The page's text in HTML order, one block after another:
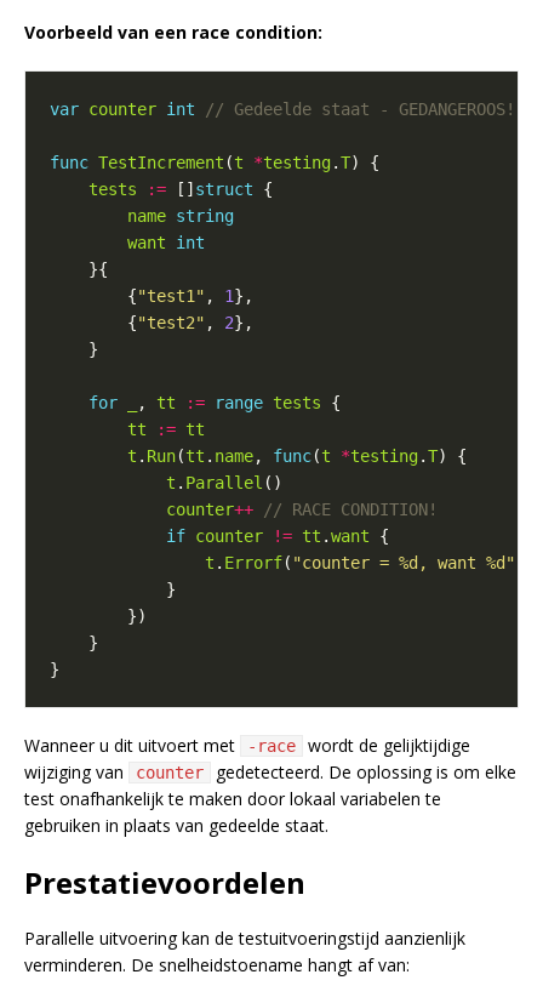
Voorbeeld van een race condition:
var counter int
func TestIncrement (t *testing.T
tests
:= [] struct
name string
want
int
        {
"test1" , 1
        {
"test2" , 2
for , tt := range tests
tt
:= tt
t . Run(tt . name, func(t *testing.T
t . Parallel
counter++
if counter != tt .want
t . Errorf( "counter = %d, want %d"
Wanneer u dit uitvoert met -race
wordt de gelijktijdige
wijziging van
counter
gedetecteerd. De oplossing is om elke
test onafhankelijk te maken door lokaal variabelen te
gebruiken in plaats van gedeelde staat.
Prestatievoordelen
Parallelle uitvoering kan de testuitvoeringstijd aanzienlijk
verminderen. De snelheidstoename hangt af van: